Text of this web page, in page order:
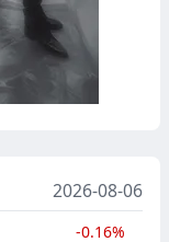
2026-08-06
-0.16%